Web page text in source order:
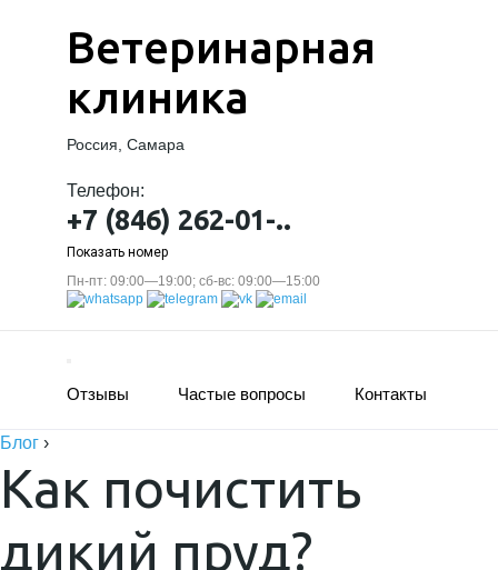
Ветеринарная
клиника
Россия, Самара
Телефон:
+7 (846) 262-01-..
Показать номер
Пн-пт: 09:00—19:00; сб-вс: 09:00—15:00
Отзывы Частые вопросы Контакты
Блог ›
Как почистить
дикий пруд?